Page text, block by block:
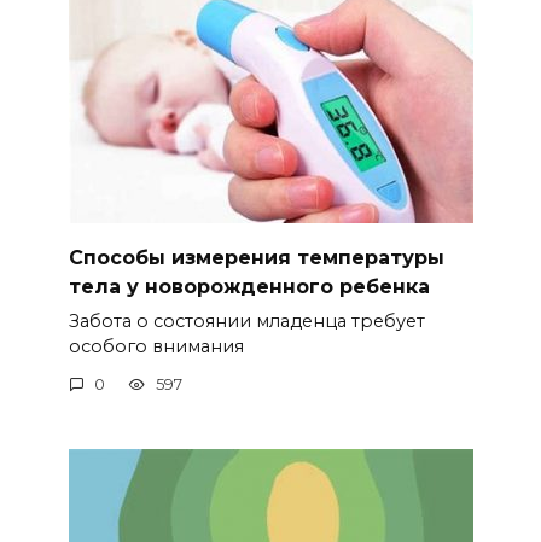
Способы измерения температуры
тела у новорожденного ребенка
Забота о состоянии младенца требует
особого внимания
0 597